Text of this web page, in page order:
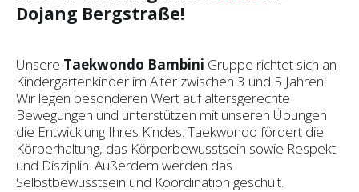
Dojang Bergstraße!
Unsere Taekwondo Bambini Gruppe richtet sich an
Kindergartenkinder im Alter zwischen 3 und 5 Jahren.
Wir legen besonderen Wert auf altersgerechte
Bewegungen und unterstützen mit unseren Übungen
die Entwicklung Ihres Kindes. Taekwondo fördert die
Körperhaltung, das Körperbewusstsein sowie Respekt
und Disziplin. Außerdem werden das
Selbstbewusstsein und Koordination geschult.